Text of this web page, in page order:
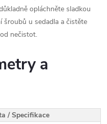
opláchněte sladkou
šroubů u sedadla a čistěte
nečistot.
a
/ Specifikace